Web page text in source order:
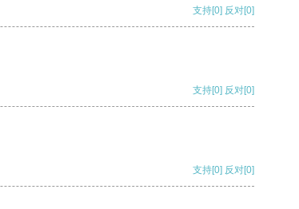
支持[0] 反对[0]
支持[0] 反对[0]
支持[0] 反对[0]